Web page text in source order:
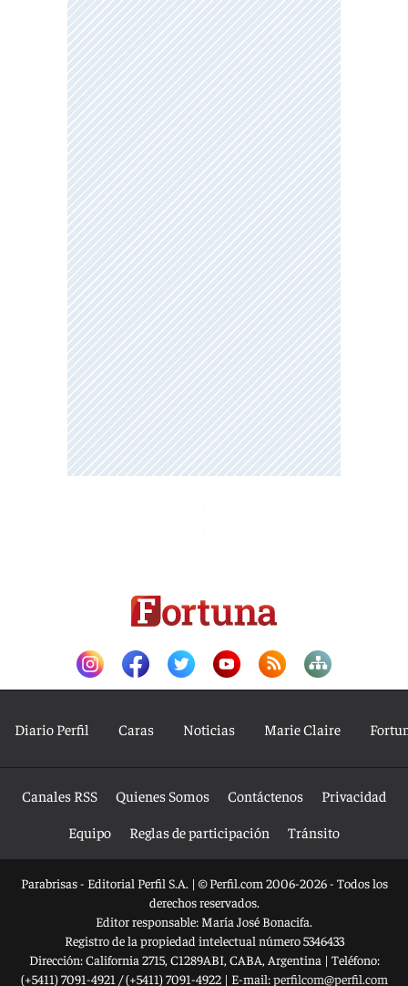
Diario Perfil Caras Noticias Marie Claire
Canales RSS Quienes Somos Contáctenos
Privacidad
Equipo
Reglas de participación Tránsito
Parabrisas - Editorial Perfil S.A. | © Perfil.com 2006-2026 - Todos los
derechos reservados.
Editor responsable: María José Bonacifa.
Registro de la propiedad intelectual número 5346433
Dirección:California 2715, C1289ABI, CABA, Argentina | Teléfono:
(+5411) 7091-4921 /(+5411) 7091-4922| E-mail:perfilcom@perfil.com